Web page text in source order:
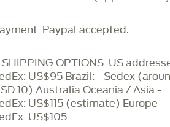
Paypal accepted.
SHIPPING OPTIONS: US
US$95 Brazil: - Sedex
10) Australia Oceania / Asia -
US$115 (estimate) Europe -
US$105